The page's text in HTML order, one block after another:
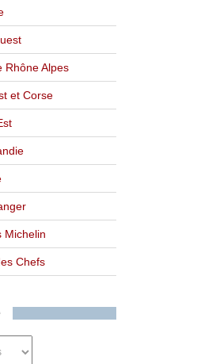
Rhône Alpes
et Corse
Michelin
Chefs